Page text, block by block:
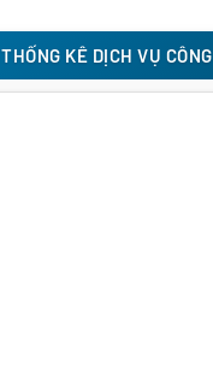
THỐNG KÊ DỊCH VỤ CÔNG